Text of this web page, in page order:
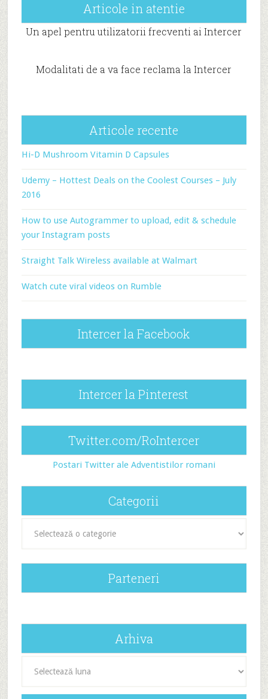
Articole in atentie
Un apel pentru utilizatorii frecventi ai Intercer
Modalitati de a va face reclama la Intercer
Articole recente
Hi-D Mushroom Vitamin D Capsules
Udemy – Hottest Deals on the Coolest Courses – July
2016
How to use Autogrammer to upload, edit & schedule
your Instagram posts
Straight Talk Wireless available at Walmart
Watch cute viral videos on Rumble
Intercer la Facebook
Intercer la Pinterest
Twitter.com/RoIntercer
Postari Twitter ale Adventistilor romani
Categorii
Parteneri
Arhiva